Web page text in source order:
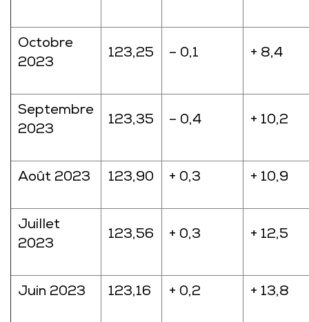
Octobre
2023
123,25 – 0,1 + 8,4
Septembre
2023
123,35 – 0,4 + 10,2
Août 2023 123,90 + 0,3 + 10,9
Juillet
2023
123,56 + 0,3 + 12,5
Juin 2023 123,16 + 0,2 + 13,8